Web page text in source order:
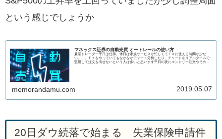
という感じでしょうか
マネックス証券の自動売買 オートレールの使い方
兼業トレーダー平日は仕事、休日は家族サービスが忙しくてＦＸに使える時間が少な
い。。。ＦＸをやっていてもなかなかチャート分析したり、チャートをリアルタイムで
監視して注文を出せないという人は多いと思います平日の夜にエントリー注文やその注
memorandamu.com 2019.05.07
20日ダウ続落で始まる 失業保険申請件